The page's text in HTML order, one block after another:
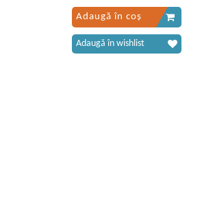
Adaugă în coș
Adaugă în wishlist